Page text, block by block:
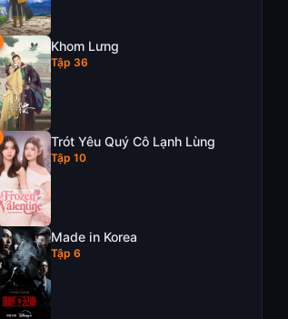
Khom Lưng
Tập 36
Trót Yêu Quý Cô Lạnh Lùng
Tập 10
Made in Korea
Tập 6